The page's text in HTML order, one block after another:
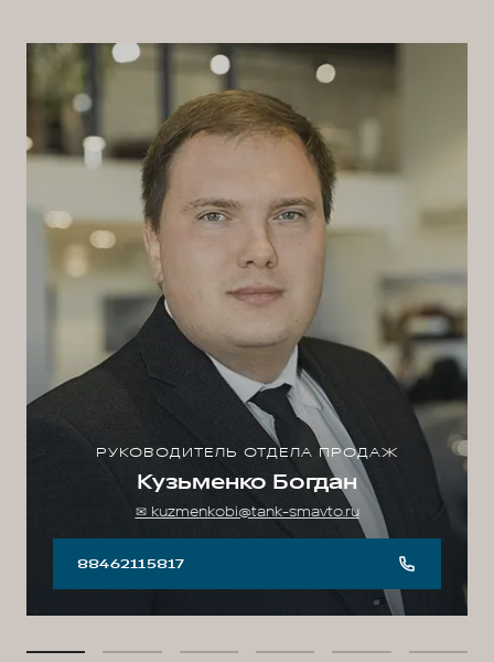
РУКОВОДИТЕЛЬ ОТДЕЛА ПРОДАЖ
Кузьменко Богдан
✉ kuzmenkobi@tank-smavto.ru
88462115817